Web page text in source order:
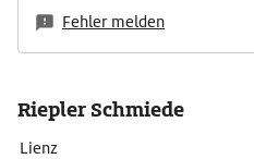
Fehler melden
Riepler Schmiede
Lienz